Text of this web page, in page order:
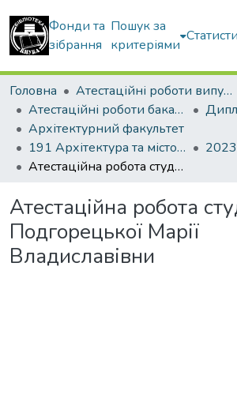
Фонди та
зібрання
Пошук за
критеріями
Головна
Атестаційні роботи випускників
Атестаційні роботи бакалаврів
Архітектурний факультет
191 Архітектура та містобудування
2023
Атестаційна робота студентки Подгорецької Марії Владиславівни
Атестаційна робота
Подгорецької Марії
Владиславівни